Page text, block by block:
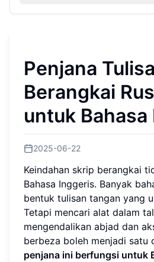
Penjana
Berangkai
untuk Bahasa
2025-06-22
Keindahan skrip berangkai
Bahasa Inggeris. Banyak
bentuk tulisan tangan yang
Tetapi mencari alat dalam
mengendalikan abjad dan
berbeza boleh menjadi satu
penjana ini berfungsi untuk